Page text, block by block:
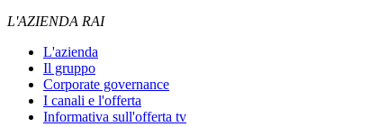
L'AZIENDA RAI
L'azienda
Il gruppo
Corporate governance
I canali e l'offerta
Informativa sull'offerta tv